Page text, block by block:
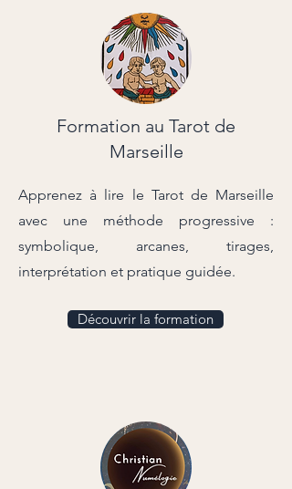
Formation au Tarot de
Marseille
Apprenez à lire le Tarot de Marseille
avec une méthode progressive :
symbolique, arcanes, tirages,
interprétation et pratique guidée.
Découvrir la formation